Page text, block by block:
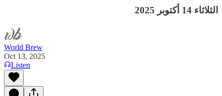
الثلاثاء 14 أكتوبر 2025
World Brew
Oct 13, 2025
Listen